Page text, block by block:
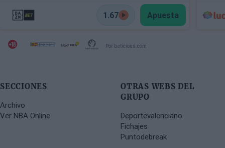
1.67 Apuesta
Por beticious.com
SECCIONES
Archivo
Ver NBA Online
OTRAS WEBS DEL
GRUPO
Deportevalenciano
Fichajes
Puntodebreak